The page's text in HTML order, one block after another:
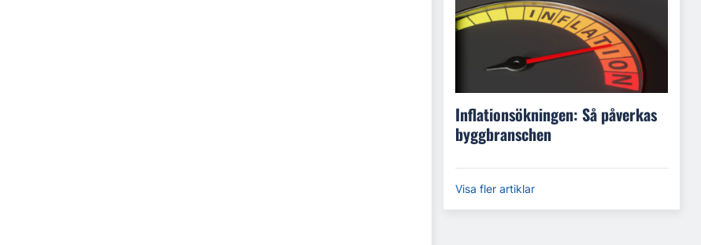
Inflationsökningen: Så påverkas
byggbranschen
Visa fler artiklar